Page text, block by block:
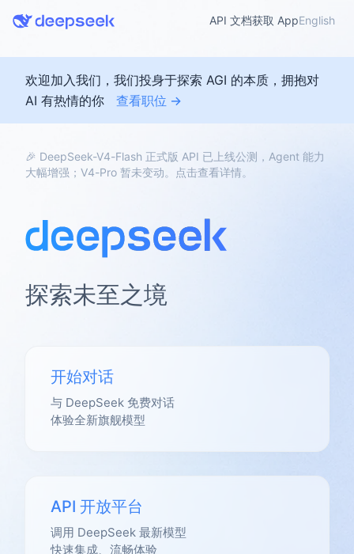
欢迎加入我们，我们投身于探索 AGI 的本质，拥抱对
AI 有热情的你
查看职位 →
🎉 DeepSeek-V4-Flash 正式版 API 已上线公测，Agent 能力
大幅增强；V4-Pro 暂未变动。点击查看详情。
探索未至之境
开始对话
与 DeepSeek 免费对话
体验全新旗舰模型
API 开放平台
调用 DeepSeek 最新模型
快速集成、流畅体验
API 文档获取 AppEnglish